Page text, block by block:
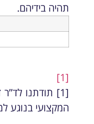
תהיה בידיהם.
[1]
[1] תודתנו לד”ר
המקצועי בנוגע